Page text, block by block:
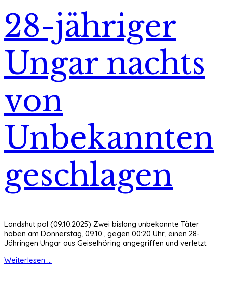
28-jähriger
Ungar nachts
von
Unbekannten
geschlagen
Landshut pol (09.10.2025) Zwei bislang unbekannte Täter
haben am Donnerstag, 09.10., gegen 00:20 Uhr, einen 28-
Jähringen Ungar aus Geiselhöring angegriffen und verletzt.
Weiterlesen ...